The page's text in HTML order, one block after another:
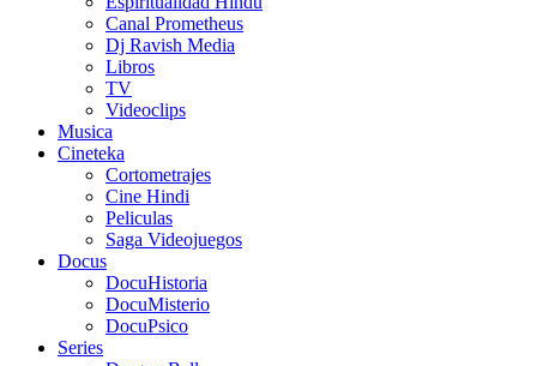
Canal Prometheus
Dj Ravish Media
Libros
TV
Videoclips
Musica
Cineteka
Cortometrajes
Cine Hindi
Peliculas
Saga Videojuegos
Docus
DocuHistoria
DocuMisterio
DocuPsico
Series